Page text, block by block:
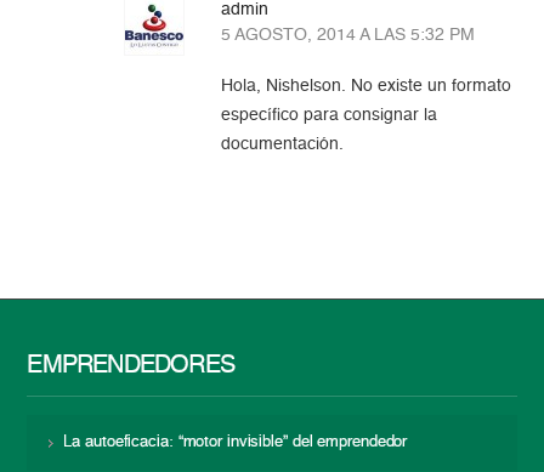
admin
5 AGOSTO, 2014 A LAS 5:32 PM
Hola, Nishelson. No existe un formato
específico para consignar la
documentación.
EMPRENDEDORES
La autoeficacia: “motor invisible” del emprendedor